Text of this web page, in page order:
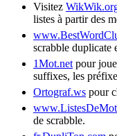
Visitez
listes à partir des
scrabble duplicate
1Mot.net pour
suffixes, les
Ortograf.ws pour
de scrabble.